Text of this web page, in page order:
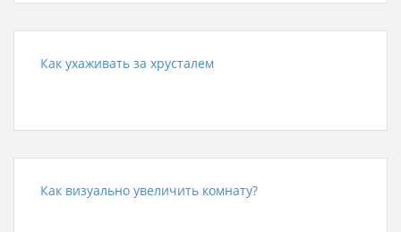
Как ухаживать за хрусталем
Как визуально увеличить комнату?